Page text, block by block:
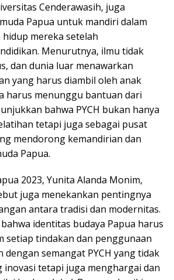
Cenderawasih, juga
Papua untuk mandiri dalam
mereka setelah
Menurutnya, ilmu tidak
dan dunia luar menawarkan
yang harus diambil oleh anak
harus menunggu bantuan dari
bahwa PYCH bukan hanya
tetapi juga sebagai pusat
mendorong kemandirian dan
Papua.
2023, Yunita Alanda Monim,
juga menekankan pentingnya
antara tradisi dan modernitas.
identitas budaya Papua harus
setiap tindakan dan penggunaan
dengan semangat PYCH yang tidak
inovasi tetapi juga menghargai dan